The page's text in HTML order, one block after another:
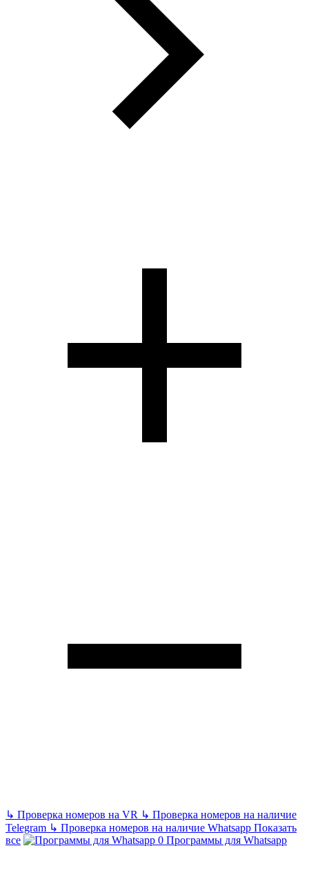
↳ Проверка номеров на VR ↳ Проверка номеров на наличие
Telegram ↳ Проверка номеров на наличие Whatsapp Показать
все
Программы для Whatsapp